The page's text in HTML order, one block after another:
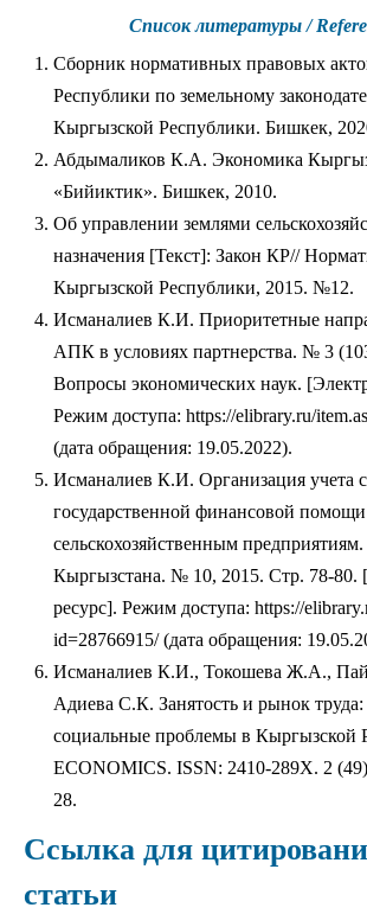
Список литературы /
Сборник нормативных правовых
Республики по земельному
Кыргызской Республики. Бишкек,
Абдымаликов К.А. Экономика
«Бийиктик». Бишкек, 2010.
Об управлении землями
назначения [Текст]: Закон КР//
Кыргызской Республики, 2015. №12.
Исманалиев К.И. Приоритетные
АПК в условиях партнерства. № 3
Вопросы экономических наук.
Режим доступа: https://elibrary.ru/
(дата обращения: 19.05.2022).
Исманалиев К.И. Организация учета
государственной финансовой помощи
сельскохозяйственным
Кыргызстана. № 10, 2015. Стр. 78-80.
ресурс]. Режим доступа: https://
id=28766915/ (дата обращения:
Исманалиев К.И., Токошева Ж.А.,
Адиева С.К. Занятость и рынок
социальные проблемы в Кыргызской
ECONOMICS. ISSN: 2410-289X. 2
28.
Ссылка для
статьи